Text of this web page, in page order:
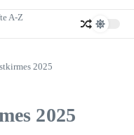
A-Z
2025
2025